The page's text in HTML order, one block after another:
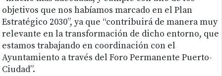
objetivos que nos habíamos marcado en el Plan
Estratégico 2030”, ya que “contribuirá de manera muy
relevante en la transformación de dicho entorno, que
estamos trabajando en coordinación con el
Ayuntamiento a través del Foro Permanente Puerto-
Ciudad”.